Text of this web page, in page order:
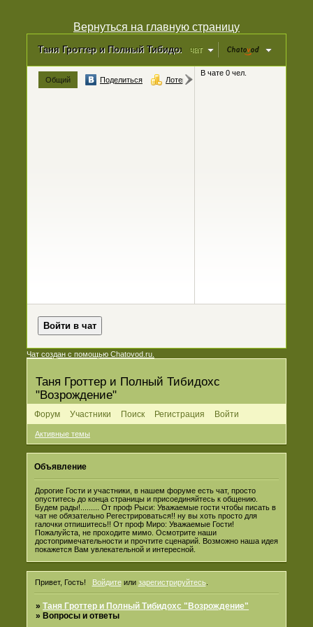
Вернуться на главную страницу
Чат создан с помощью Chatovod.ru.
Таня Гроттер и Полный Тибидохс
"Возрождение"
Форум Участники Поиск Регистрация Войти
Активные темы
Объявление
Дорогие Гости и участники, в нашем форуме есть чат, просто
опуститесь до конца страницы и присоединяйтесь к общению.
Будем рады!......... От проф Рыси: Уважаемые гости чтобы писать в
чат не обязательно Регестрироваться!! ну вы хоть просто для
галочки отпишитесь!! От проф Миро: Уважаемые Гости!
Пожалуйста, не проходите мимо. Осмотрите наши
достопримечательности и прочтите сценарий. Возможно наша идея
покажется Вам увлекательной и интересной.
Привет, Гость! Войдитеили зарегистрируйтесь.
»Таня Гроттер и Полный Тибидохс "Возрождение"
» Вопросы и ответы